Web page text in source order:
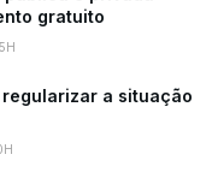
gratuito
a situação